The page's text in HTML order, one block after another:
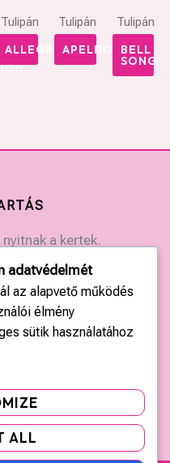
Tulipán
ALLEGRETTO
Tulipán
APELDOORN
Tulipán
BELL
SONG
a kertek.
20 428 3010
adatvédelmét
az alapvető működés
élmény
sütik használatához
ALL